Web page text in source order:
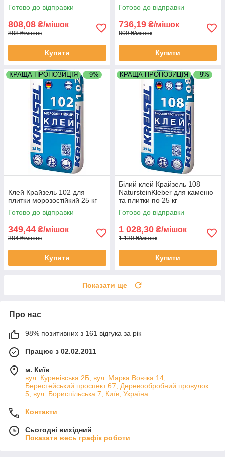
Готово до відправки
808,08 ₴/мішок
888 ₴/мішок
Купити
Готово до відправки
736,19 ₴/мішок
809 ₴/мішок
Купити
КРАЩА ПРОПОЗИЦІЯ –9%
Клей Крайзель 102 для
плитки морозостійкий 25 кг
Готово до відправки
349,44 ₴/мішок
384 ₴/мішок
Купити
КРАЩА ПРОПОЗИЦІЯ –9%
Білий клей Крайзель 108
NatursteinKleber для каменю
та плитки по 25 кг
Готово до відправки
1 028,30 ₴/мішок
1 130 ₴/мішок
Купити
Показати ще
Про нас
98% позитивних з 161 відгука за рік
Працює з 02.02.2011
м. Київ
вул. Куренівська 2Б, вул. Марка Вовчка 14,
Берестейський проспект 67, Деревообробний провулок
5, вул. Бориспільська 7, Київ, Україна
Контакти
Сьогодні вихідний
Показати весь графік роботи